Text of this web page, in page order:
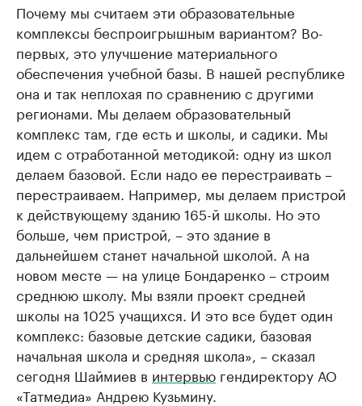
Почему мы считаем эти образовательные
комплексы беспроигрышным вариантом? Во-
первых, это улучшение материального
обеспечения учебной базы. В нашей республике
она и так неплохая по сравнению с другими
регионами. Мы делаем образовательный
комплекс там, где есть и школы, и садики. Мы
идем с отработанной методикой: одну из школ
делаем базовой. Если надо ее перестраивать –
перестраиваем. Например, мы делаем пристрой
к действующему зданию 165-й школы. Но это
больше, чем пристрой, – это здание в
дальнейшем станет начальной школой. А на
новом месте — на улице Бондаренко – строим
среднюю школу. Мы взяли проект средней
школы на 1025 учащихся. И это все будет один
комплекс: базовые детские садики, базовая
начальная школа и средняя школа», – сказал
сегодня Шаймиев в интервью гендиректору АО
«Татмедиа» Андрею Кузьмину.